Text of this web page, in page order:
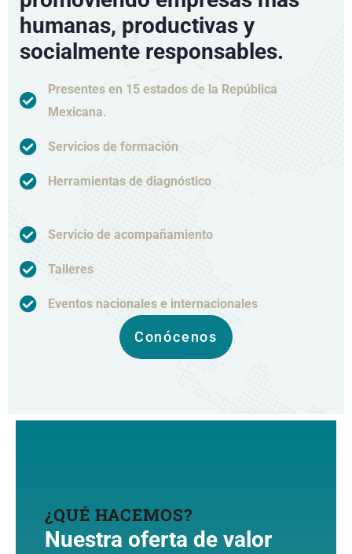
humanas, productivas y
socialmente responsables.
Presentes en 15 estados de la República
Mexicana.
Servicios de formación
Herramientas de diagnóstico
Servicio de acompañamiento
Talleres
Eventos nacionales e internacionales
Conócenos
¿QUÉ HACEMOS?
Nuestra oferta de valor